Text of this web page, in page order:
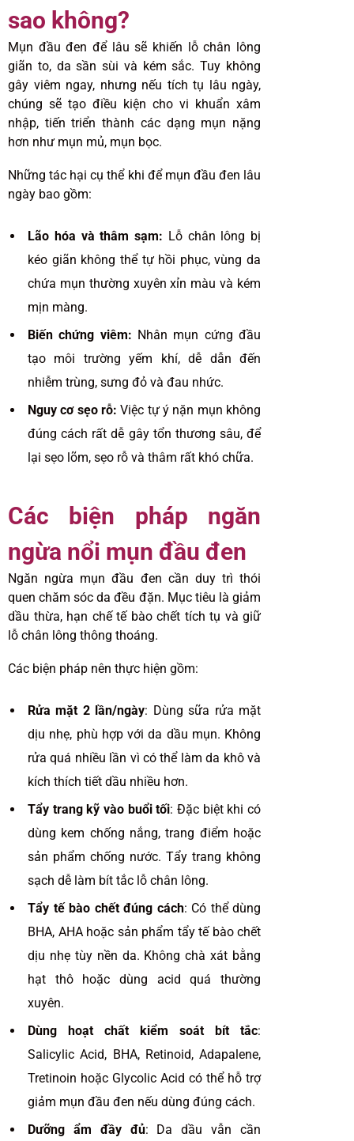
sao không?
Mụn đầu đen để lâu sẽ khiến lỗ chân lông
giãn to, da sần sùi và kém sắc. Tuy không
gây viêm ngay, nhưng nếu tích tụ lâu ngày,
chúng sẽ tạo điều kiện cho vi khuẩn xâm
nhập, tiến triển thành các dạng mụn nặng
hơn như mụn mủ, mụn bọc.
Những tác hại cụ thể khi để mụn đầu đen lâu
ngày bao gồm:
Lão hóa và thâm sạm: Lỗ chân lông bị
kéo giãn không thể tự hồi phục, vùng da
chứa mụn thường xuyên xỉn màu và kém
mịn màng.
Biến chứng viêm: Nhân mụn cứng đầu
tạo môi trường yếm khí, dễ dẫn đến
nhiễm trùng, sưng đỏ và đau nhức.
Nguy cơ sẹo rỗ: Việc tự ý nặn mụn không
đúng cách rất dễ gây tổn thương sâu, để
lại sẹo lõm, sẹo rỗ và thâm rất khó chữa.
Các biện pháp ngăn
ngừa nổi mụn đầu đen
Ngăn ngừa mụn đầu đen cần duy trì thói
quen chăm sóc da đều đặn. Mục tiêu là giảm
dầu thừa, hạn chế tế bào chết tích tụ và giữ
lỗ chân lông thông thoáng.
Các biện pháp nên thực hiện gồm:
Rửa mặt 2 lần/ngày: Dùng sữa rửa mặt
dịu nhẹ, phù hợp với da dầu mụn. Không
rửa quá nhiều lần vì có thể làm da khô và
kích thích tiết dầu nhiều hơn.
Tẩy trang kỹ vào buổi tối: Đặc biệt khi có
dùng kem chống nắng, trang điểm hoặc
sản phẩm chống nước. Tẩy trang không
sạch dễ làm bít tắc lỗ chân lông.
Tẩy tế bào chết đúng cách: Có thể dùng
BHA, AHA hoặc sản phẩm tẩy tế bào chết
dịu nhẹ tùy nền da. Không chà xát bằng
hạt thô hoặc dùng acid quá thường
xuyên.
Dùng hoạt chất kiểm soát bít tắc:
Salicylic Acid, BHA, Retinoid, Adapalene,
Tretinoin hoặc Glycolic Acid có thể hỗ trợ
giảm mụn đầu đen nếu dùng đúng cách.
Dưỡng ẩm đầy đủ: Da dầu vẫn cần